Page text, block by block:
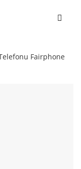
Fairphone